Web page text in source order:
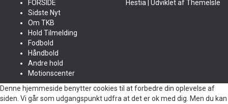
FORSIDE
Sidste Nyt
Om TKB
Hold Tilmelding
Fodbold
Håndbold
Andre hold
Motionscenter
Hestia | Udviklet afThemeIsle
Denne hjemmeside benytter cookies til at forbedre din oplevelse af
siden. Vi går som udgangspunkt udfra at det er ok med dig. Men du kan